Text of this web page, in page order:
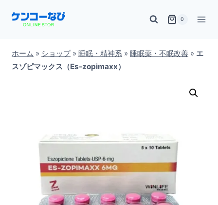
0
ホーム » ショップ» 睡眠・精神系 » 睡眠薬・不眠改善 » エ
スゾピマックス（Es-zopimaxx）